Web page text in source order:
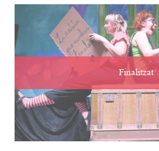
Finalitzat